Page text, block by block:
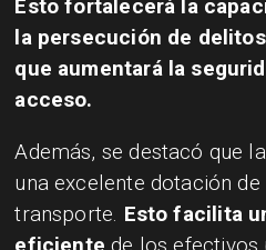
Esto fortalecerá la
la persecución de
que aumentará la
acceso.
Además, se destacó que
una excelente dotación
transporte. Esto facilita
eficiente de los efectivos